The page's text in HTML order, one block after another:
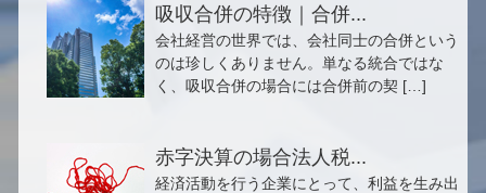
吸収合併の特徴｜合併...
会社経営の世界では、会社同士の合併という
のは珍しくありません。単なる統合ではな
く、吸収合併の場合には合併前の契 […]
赤字決算の場合法人税...
経済活動を行う企業にとって、利益を生み出